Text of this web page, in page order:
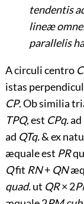
tendentis
lineæ
parallelis
A circuli centro C
istas
CP. Ob similia
TPQ, est CPq.ad
ad QTq.& ex
æquale est PR
Qfit RN+ QN
quad.ut QR× 2